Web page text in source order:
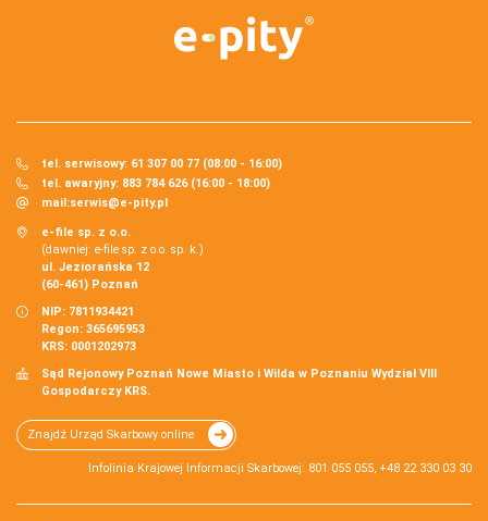
tel. serwisowy: 61 307 00 77 (08:00 - 16:00)
tel. awaryjny: 883 784 626 (16:00 - 18:00)
mail:serwis@e-pity.pl
e-file sp. z o.o.
(dawniej: e-file sp. z o.o. sp. k.)
ul. Jeziorańska 12
(60-461) Poznań
NIP: 7811934421
Regon: 365695953
KRS: 0001202973
Sąd Rejonowy Poznań Nowe Miasto i Wilda w Poznaniu Wydział VIII
Gospodarczy KRS.
Znajdź Urząd Skarbowy online
Infolinia Krajowej Informacji Skarbowej: 801 055 055, +48 22 330 03 30